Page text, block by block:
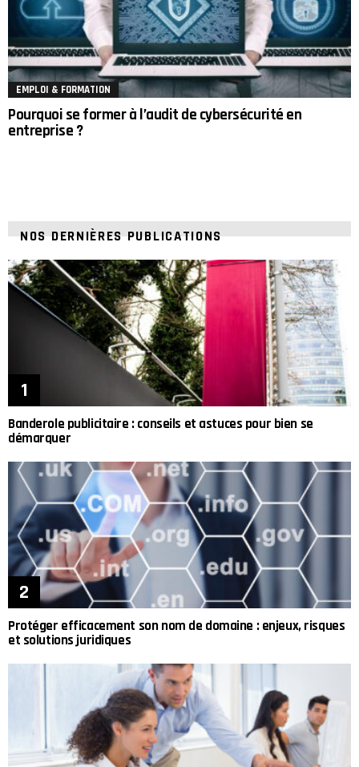
EMPLOI & FORMATION
Pourquoi se former à l’audit de cybersécurité en
entreprise ?
NOS DERNIÈRES PUBLICATIONS
Banderole publicitaire : conseils et astuces pour bien se
démarquer
Protéger efficacement son nom de domaine : enjeux, risques
et solutions juridiques